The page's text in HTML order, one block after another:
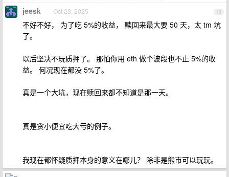
19
jeesk Oct 23, 2025
不好不好， 为了吃 5%的收益， 赎回来最大要 50 天，太 tm 坑
了。
以后坚决不玩质押了。 那怕你用 eth 做个波段也不止 5%的收
益。 何况现在都没 5%了。
真是一个大坑，现在赎回来都不知道是那一天。
真是贪小便宜吃大亏的例子。
我现在都怀疑质押本身的意义在哪儿？ 除非是熊市可以玩玩。